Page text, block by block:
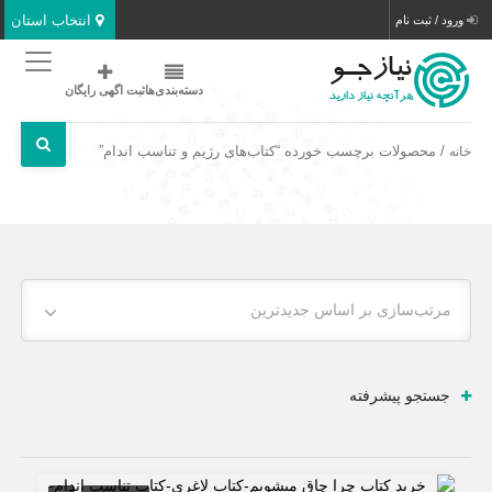
انتخاب استان ورود / ثبت نام
دسته‌بندی‌هاثبت اگهی رایگان
خانه / محصولات برچسب خورده “کتاب‌های رژیم و تناسب اندام”
مرتب‌سازی بر اساس جدیدترین
جستجو پیشرفته